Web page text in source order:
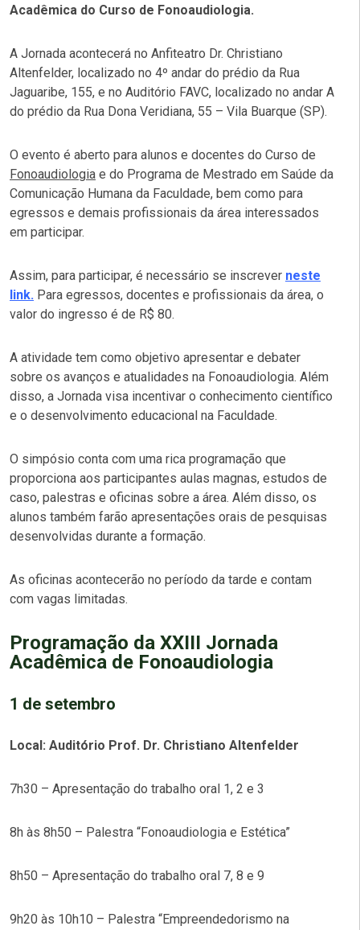
Acadêmica do Curso de Fonoaudiologia.
A Jornada acontecerá no Anfiteatro Dr. Christiano
Altenfelder, localizado no 4º andar do prédio da Rua
Jaguaribe, 155, e no Auditório FAVC, localizado no andar A
do prédio da Rua Dona Veridiana, 55 – Vila Buarque (SP).
O evento é aberto para alunos e docentes do Curso de
Fonoaudiologia e do Programa de Mestrado em Saúde da
Comunicação Humana da Faculdade, bem como para
egressos e demais profissionais da área interessados
em participar.
Assim, para participar, é necessário se inscrever neste
link. Para egressos, docentes e profissionais da área, o
valor do ingresso é de R$ 80.
A atividade tem como objetivo apresentar e debater
sobre os avanços e atualidades na Fonoaudiologia. Além
disso, a Jornada visa incentivar o conhecimento científico
e o desenvolvimento educacional na Faculdade.
O simpósio conta com uma rica programação que
proporciona aos participantes aulas magnas, estudos de
caso, palestras e oficinas sobre a área. Além disso, os
alunos também farão apresentações orais de pesquisas
desenvolvidas durante a formação.
As oficinas acontecerão no período da tarde e contam
com vagas limitadas.
Programação da XXIII Jornada
Acadêmica de Fonoaudiologia
1 de setembro
Local: Auditório Prof. Dr. Christiano Altenfelder
7h30 – Apresentação do trabalho oral 1, 2 e 3
8h às 8h50 – Palestra “Fonoaudiologia e Estética”
8h50 – Apresentação do trabalho oral 7, 8 e 9
9h20 às 10h10 – Palestra “Empreendedorismo na